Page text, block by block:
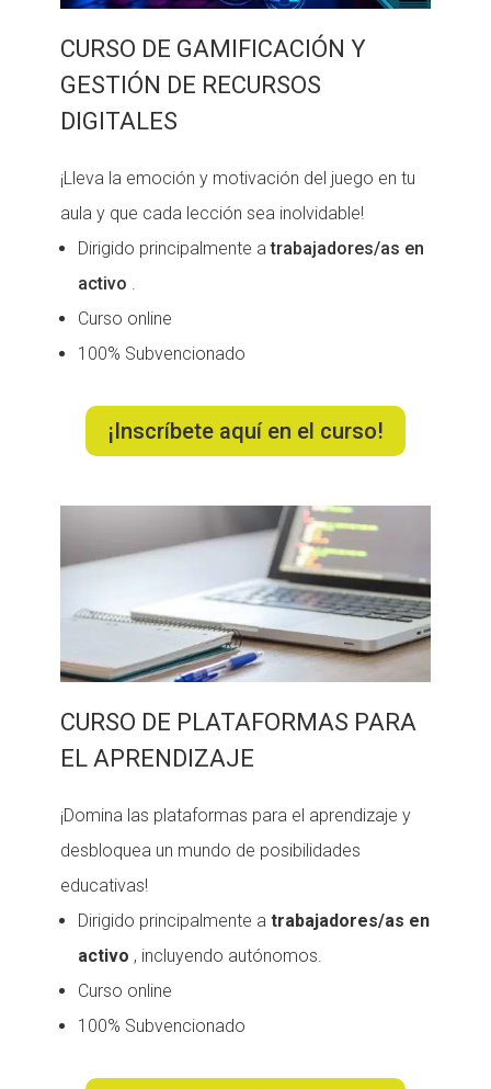
CURSO DE GAMIFICACIÓN Y
GESTIÓN DE RECURSOS
DIGITALES
¡Lleva la emoción y motivación del juego en tu
aula y que cada lección sea inolvidable!
Dirigido principalmente atrabajadores/as en
activo .
Curso online
100% Subvencionado
¡Inscríbete aquí en el curso!
CURSO DE PLATAFORMAS PARA
EL APRENDIZAJE
¡Domina las plataformas para el aprendizaje y
desbloquea un mundo de posibilidades
educativas!
Dirigido principalmente a trabajadores/as en
activo , incluyendo autónomos.
Curso online
100% Subvencionado